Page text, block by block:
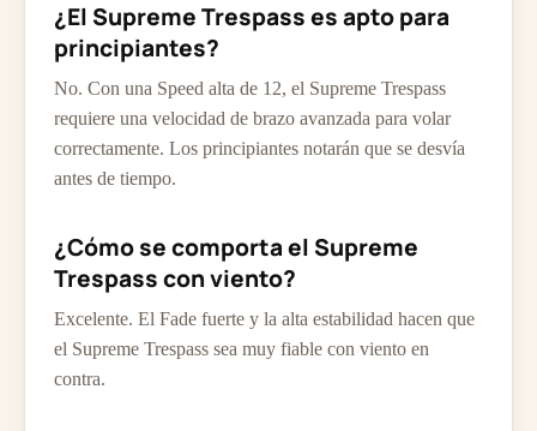
¿El Supreme Trespass es apto para
principiantes?
No. Con una Speed alta de 12, el Supreme Trespass
requiere una velocidad de brazo avanzada para volar
correctamente. Los principiantes notarán que se desvía
antes de tiempo.
¿Cómo se comporta el Supreme
Trespass con viento?
Excelente. El Fade fuerte y la alta estabilidad hacen que
el Supreme Trespass sea muy fiable con viento en
contra.